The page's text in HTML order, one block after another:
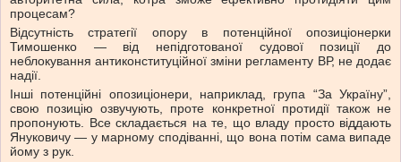
процесам?
Відсутність стратегії опору в потенційної опозиціонерки
Тимошенко — від непідготованої судової позиції до
неблокування антиконституційної зміни регламенту ВР, не додає
надії.
Інші потенційні опозиціонери, наприклад, група “За Україну”,
свою позицію озвучують, проте конкретної протидії також не
пропонують. Все складається на те, що владу просто віддають
Януковичу — у марному сподіванні, що вона потім сама випаде
йому з рук.